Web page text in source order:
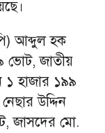
আব্দুল হক
ভোট, জাতীয়
১ হাজার ১৯৯
উদ্দিন
জাসদের মো.